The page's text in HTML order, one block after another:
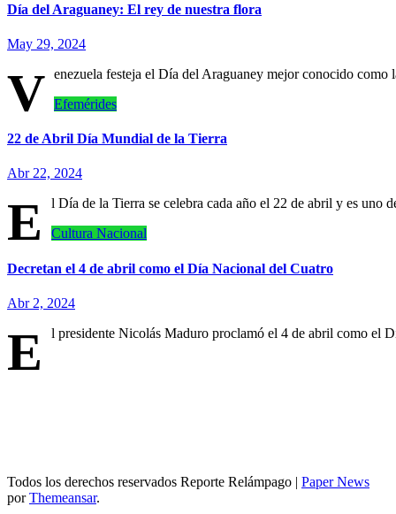
Día del Araguaney: El rey de nuestra flora
May 29, 2024
V enezuela festeja el Día del Araguaney mejor conocido
Efemérides
22 de Abril Día Mundial de la Tierra
Abr 22, 2024
E
l Día de la Tierra se celebra cada año el 22 de abril y es uno
Cultura Nacional
Decretan el 4 de abril como el Día Nacional del Cuatro
Abr 2, 2024
E l presidente Nicolás Maduro proclamó el 4 de abril como el
Todos los derechos reservados Reporte Relámpago | Paper News
porThemeansar.